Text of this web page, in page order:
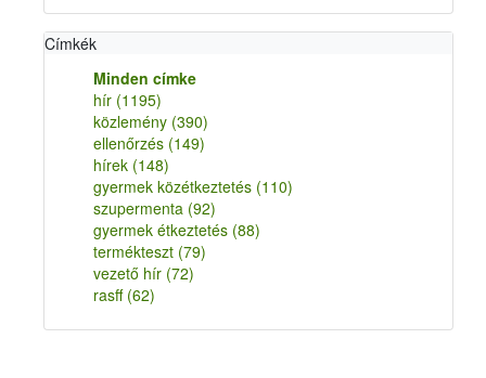
Címkék
Minden címke
hír (1195)
közlemény (390)
ellenőrzés (149)
hírek (148)
gyermek közétkeztetés (110)
szupermenta (92)
gyermek étkeztetés (88)
termékteszt (79)
vezető hír (72)
rasff (62)